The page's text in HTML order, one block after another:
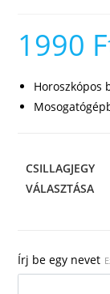
1990
Horoszkópos
CSILLAGJEGY
VÁLASZTÁSA
Írj be egy nevet